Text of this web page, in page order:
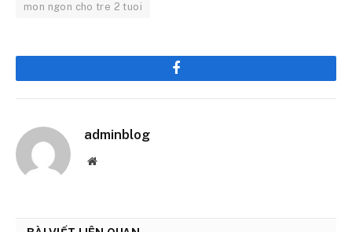
mon ngon cho tre 2 tuoi
Facebook
adminblog
Website